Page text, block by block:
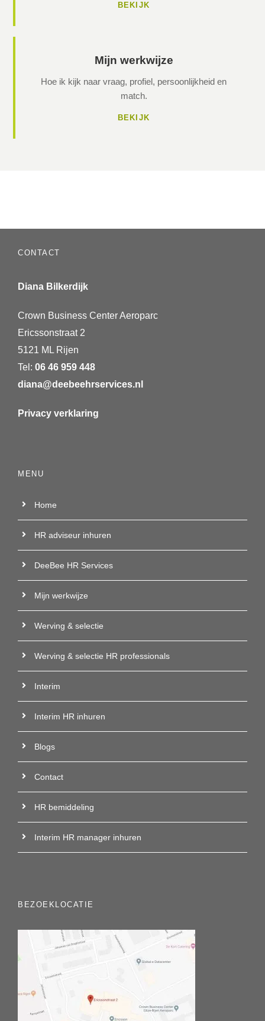
BEKIJK
Mijn werkwijze
Hoe ik kijk naar vraag, profiel, persoonlijkheid en
match.
BEKIJK
CONTACT
Diana Bilkerdijk
Crown Business Center Aeroparc
Ericssonstraat 2
5121 ML Rijen
Tel: 06 46 959 448
diana@deebeehrservices.nl
Privacy verklaring
MENU
Home
HR adviseur inhuren
DeeBee HR Services
Mijn werkwijze
Werving & selectie
Werving & selectie HR professionals
Interim
Interim HR inhuren
Blogs
Contact
HR bemiddeling
Interim HR manager inhuren
BEZOEKLOCATIE